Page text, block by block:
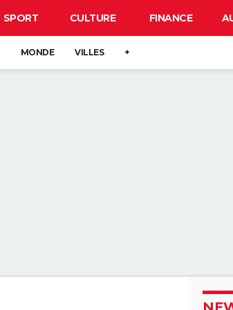
SPORT CULTURE FINANCE
MONDE VILLES +